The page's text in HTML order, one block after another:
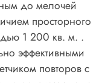
до мелочей
просторного
1 200 кв. м. .
эффективными
повторов с